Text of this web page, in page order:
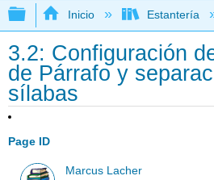
Expandir/contraer
Inicio Estantería
3.2: Configuración
de Párrafo y
sílabas
Page ID
Marcus Lacher